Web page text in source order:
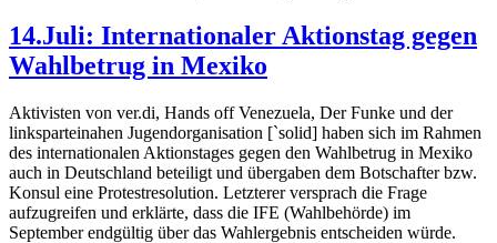
14.Juli: Internationaler Aktionstag gegen
Wahlbetrug in Mexiko
Aktivisten von ver.di, Hands off Venezuela, Der Funke und der
linksparteinahen Jugendorganisation [`solid] haben sich im Rahmen
des internationalen Aktionstages gegen den Wahlbetrug in Mexiko
auch in Deutschland beteiligt und übergaben dem Botschafter bzw.
Konsul eine Protestresolution. Letzterer versprach die Frage
aufzugreifen und erklärte, dass die IFE (Wahlbehörde) im
September endgültig über das Wahlergebnis entscheiden würde.